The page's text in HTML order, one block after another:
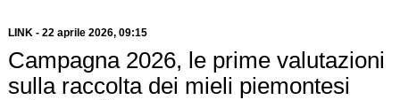
LINK- 22 aprile 2026, 09:15
Campagna 2026, le prime valutazioni
sulla raccolta dei mieli piemontesi